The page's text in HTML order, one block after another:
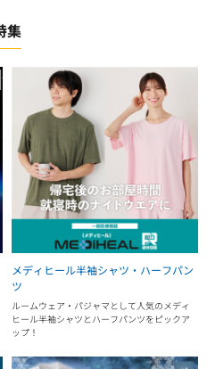
集
メディヒール半袖シャツ・ハーフパン
ツ
ルームウェア・パジャマとして人気のメディ
ヒール半袖シャツとハーフパンツをピックア
ップ！